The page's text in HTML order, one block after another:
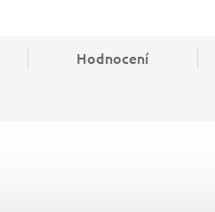
Hodnocení